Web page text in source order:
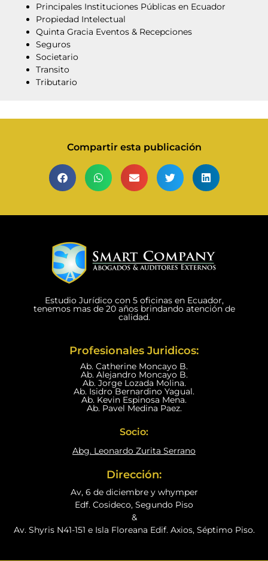
Principales Instituciones Públicas en Ecuador
Propiedad Intelectual
Quinta Gracia Eventos & Recepciones
Seguros
Societario
Transito
Tributario
Compartir esta publicación
Estudio Jurídico con 5 oficinas en Ecuador,
tenemos mas de 20 años brindando atención de
calidad.
Profesionales Juridicos:
Ab. Catherine Moncayo B.
Ab. Alejandro Moncayo B.
Ab. Jorge Lozada Molina.
Ab. Isidro Bernardino Yagual.
Ab. Kevin Espinosa Mena.
Ab. Pavel Medina Paez.
Socio:
Abg. Leonardo Zurita Serrano
Dirección:
Av, 6 de diciembre y whymper
Edf. Cosideco, Segundo Piso
&
Av. Shyris N41-151 e Isla Floreana Edif. Axios, Séptimo Piso.